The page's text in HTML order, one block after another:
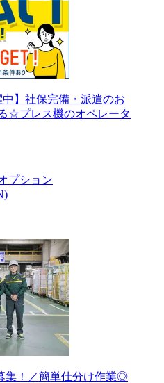
中】社保完備・派遣のお
☆プレス機のオペレータ
プション
集！／簡単仕分け作業◎